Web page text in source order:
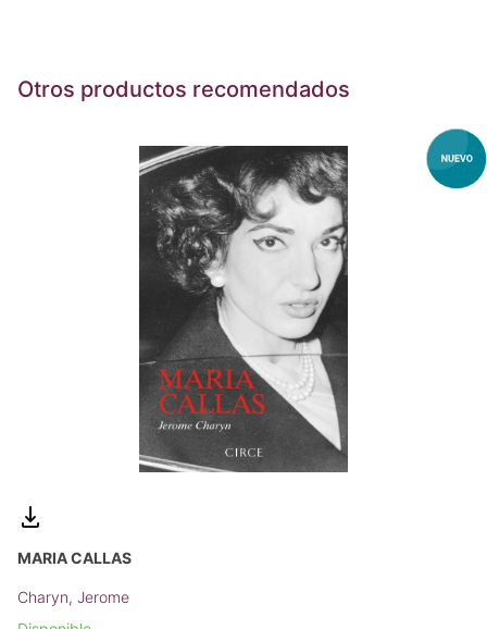
Otros productos recomendados
MARIA CALLAS
Charyn, Jerome